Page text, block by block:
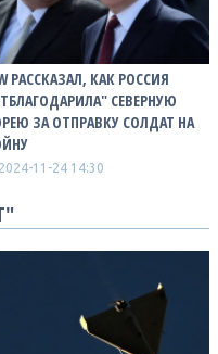
РАССКАЗАЛ, КАК РОССИЯ
СЕВЕРНУЮ
ЗА ОТПРАВКУ СОЛДАТ НА
11-24 14:30